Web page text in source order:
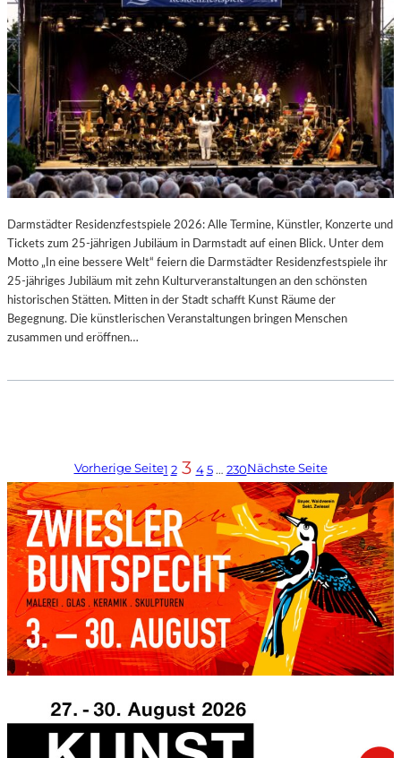
Darmstädter Residenzfestspiele 2026: Alle Termine, Künstler, Konzerte und
Tickets zum 25-jährigen Jubiläum in Darmstadt auf einen Blick. Unter dem
Motto „In eine bessere Welt“ feiern die Darmstädter Residenzfestspiele ihr
25-jähriges Jubiläum mit zehn Kulturveranstaltungen an den schönsten
historischen Stätten. Mitten in der Stadt schafft Kunst Räume der
Begegnung. Die künstlerischen Veranstaltungen bringen Menschen
zusammen und eröffnen…
Vorherige Seite1 2 3 4 5 … 230Nächste Seite